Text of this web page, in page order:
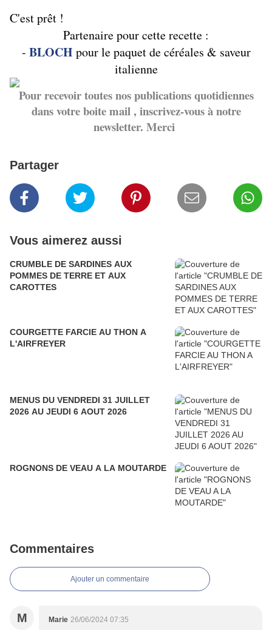
C'est prêt !
Partenaire pour cette recette :
- BLOCH pour le paquet de céréales & saveur
italienne
Pour recevoir toutes nos publications quotidiennes
dans votre boite mail , inscrivez-vous à notre
newsletter. Merci
Partager
Vous aimerez aussi
CRUMBLE DE SARDINES AUX
POMMES DE TERRE ET AUX
CAROTTES
COURGETTE FARCIE AU THON A
L'AIRFREYER
MENUS DU VENDREDI 31 JUILLET
2026 AU JEUDI 6 AOUT 2026
ROGNONS DE VEAU A LA MOUTARDE
Commentaires
Ajouter un commentaire
M Marie 26/06/2024 07:35